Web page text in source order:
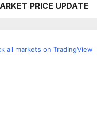
PRICE UPDATE
all markets on TradingView